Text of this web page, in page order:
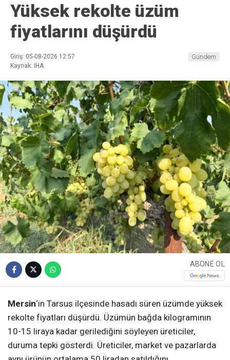
Yüksek rekolte üzüm
fiyatlarını düşürdü
Giriş: 05-08-2026 12:57
Kaynak: İHA
Gündem
ABONE OL
Mersin‘in Tarsus ilçesinde hasadı süren üzümde yüksek
rekolte fiyatları düşürdü. Üzümün bağda kilogramının
10-15 liraya kadar gerilediğini söyleyen üreticiler,
duruma tepki gösterdi. Üreticiler, market ve pazarlarda